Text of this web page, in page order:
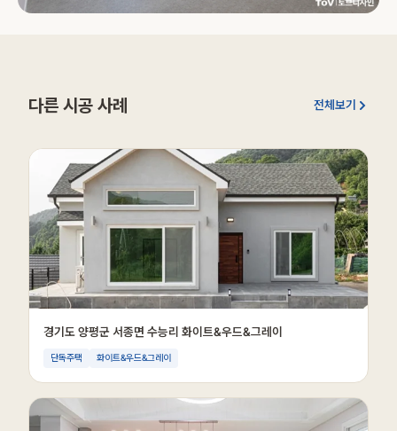
다른 시공 사례 전체보기
경기도 양평군 서종면 수능리 화이트&우드&그레이
단독주택 화이트&우드&그레이